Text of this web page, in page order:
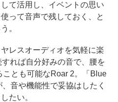
て活用し、イベントの思い
って音声で残しておく、と
。
レスオーディオを気軽に楽
れば自分好みの音で、腰を
とも可能なRoar 2。「Blue
音や機能性で妥協はしたく
たい。